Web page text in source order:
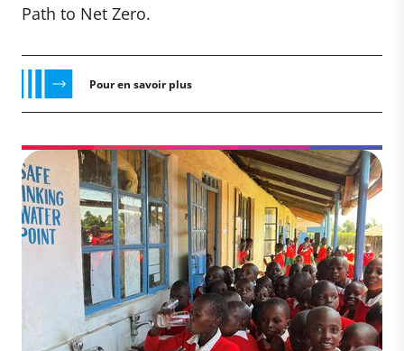
Path to Net Zero.
Pour en savoir plus